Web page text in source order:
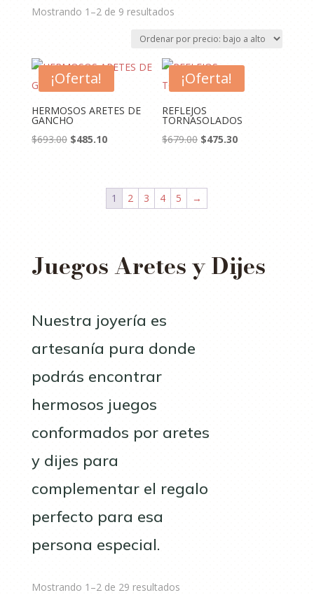
Mostrando 1–2 de 9 resultadosOrdenado
precio:
alto
¡Oferta!
HERMOSOS ARETES DE
GANCHO
$693.00 El
$693.00.
$485.10El
es:
$485.10.
¡Oferta!
REFLEJOS
TORNASOLADOS
$679.00 El
$679.00.
$475.30El
1 2 3 4 5 →
Juegos Aretes y Dijes
Nuestra joyería es
artesanía pura donde
podrás encontrar
hermosos juegos
conformados por aretes
y dijes para
complementar el regalo
perfecto para esa
persona especial.
Mostrando 1–2 de 29 resultadosOrdenado